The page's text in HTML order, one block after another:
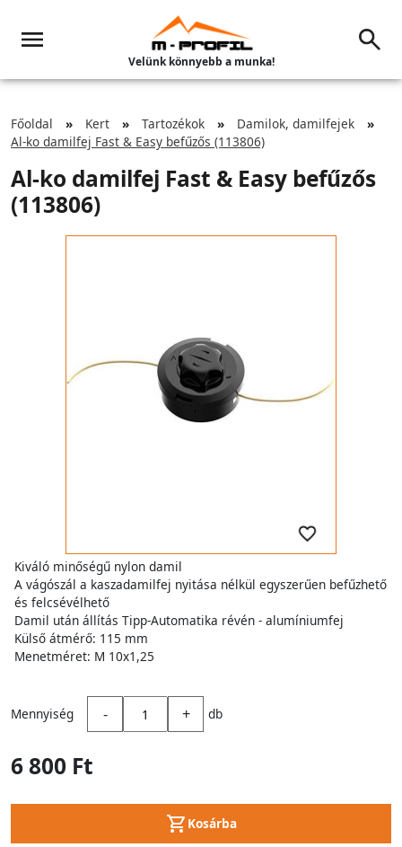
Velünk könnyebb a munka!
Főoldal Kert Tartozékok
Damilok, damilfejek
Al-ko damilfej Fast & Easy befűzős (113806)
Al-ko damilfej Fast & Easy befűzős
(113806)
Kiváló minőségű nylon damil
A vágószál a kaszadamilfej nyitása nélkül egyszerűen befűzhető
és felcsévélhető
Damil után állítás Tipp-Automatika révén - alumíniumfej
Külső átmérő: 115 mm
Menetméret: M 10x1,25
Mennyiség - + db
6 800 Ft
Kosárba